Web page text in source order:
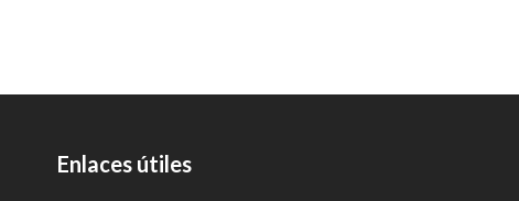
Enlaces útiles